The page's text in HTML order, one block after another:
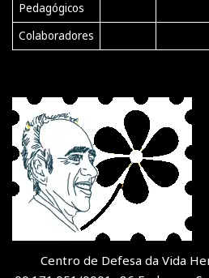
Pedagógicos
Colaboradores
Centro de Defesa da Vida